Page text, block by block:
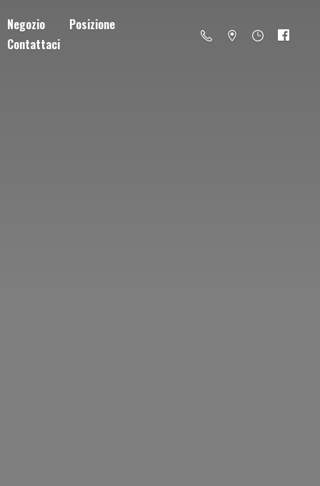
Negozio
Posizione
Contattaci